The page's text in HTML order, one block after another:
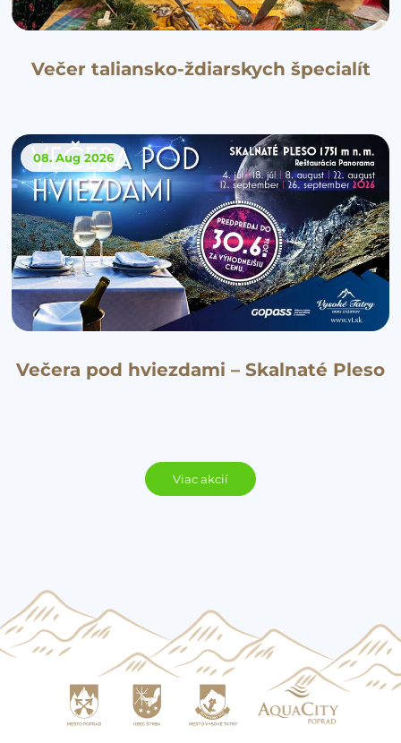
Večer taliansko-ždiarskych špecialít
08. Aug 2026
Večera pod hviezdami – Skalnaté Pleso
Viac akcií